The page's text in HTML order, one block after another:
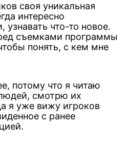
своя уникальная
интересно
узнавать что-то новое.
съемками программы
понять, с кем мне
потому что я читаю
смотрю их
я уже вижу игроков
с ранее